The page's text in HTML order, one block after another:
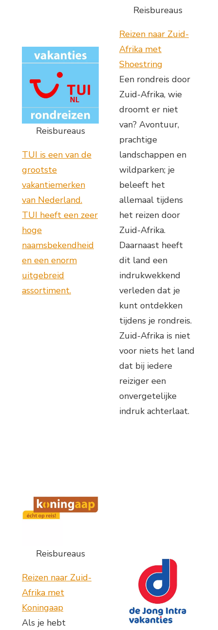
Reisbureaus
TUI is een van de
grootste
vakantiemerken
van Nederland.
TUI heeft een zeer
hoge
naamsbekendheid
en een enorm
uitgebreid
assortiment.
Reisbureaus
Reizen naar Zuid-
Afrika met
Shoestring
Een rondreis door
Zuid-Afrika, wie
droomt er niet
van? Avontuur,
prachtige
landschappen en
wildparken; je
beleeft het
allemaal tijdens
het reizen door
Zuid-Afrika.
Daarnaast heeft
dit land een
indrukwekkend
verleden dat je
kunt ontdekken
tijdens je rondreis.
Zuid-Afrika is niet
voor niets het land
dat bij iedere
reiziger een
onvergetelijke
indruk achterlaat.
Reisbureaus
Reizen naar Zuid-
Afrika met
Koningaap
Als je hebt